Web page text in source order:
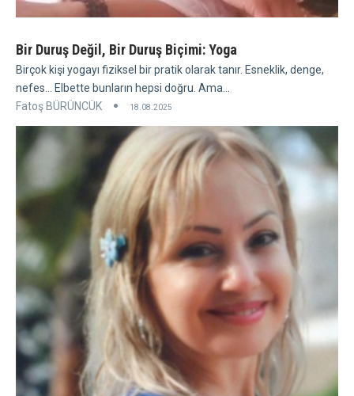
Bir Duruş Değil, Bir Duruş Biçimi: Yoga
Birçok kişi yogayı fiziksel bir pratik olarak tanır. Esneklik, denge,
nefes... Elbette bunların hepsi doğru. Ama...
Fatoş BÜRÜNCÜK
18.08.2025